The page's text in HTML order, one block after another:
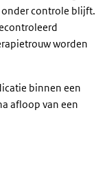
onder controle blijft.
worden
binnen een
afloop van een